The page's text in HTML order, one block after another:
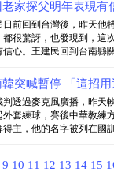
老家探父明年表現有
前回到台灣後，昨天他
很驚訝，也發現到，這
心。王建民回到台南縣
突喊暫停 「這招用
判透過麥克風廣播，昨
套練球，賽後中華教練
主，他的名字被列在國
9 10 11 12 13 14 15